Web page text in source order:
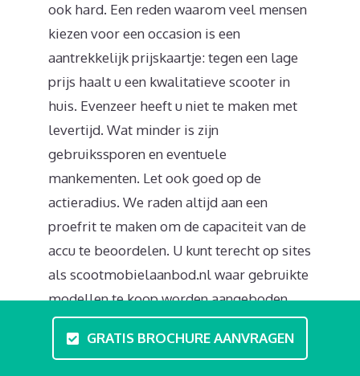
ook hard. Een reden waarom veel mensen
kiezen voor een occasion is een
aantrekkelijk prijskaartje: tegen een lage
prijs haalt u een kwalitatieve scooter in
huis. Evenzeer heeft u niet te maken met
levertijd. Wat minder is zijn
gebruikssporen en eventuele
mankementen. Let ook goed op de
actieradius. We raden altijd aan een
proefrit te maken om de capaciteit van de
accu te beoordelen. U kunt terecht op sites
als scootmobielaanbod.nl waar gebruikte
modellen te koop worden aangeboden.
Is een rijbewijs nodig?
GRATIS BROCHURE AANVRAGEN